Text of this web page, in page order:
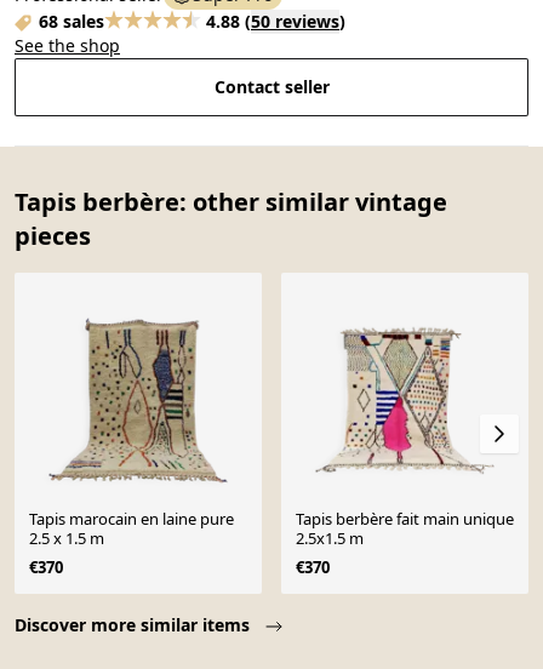
68 sales
4.88 (50 reviews)
See the shop
Contact seller
Tapis berbère: other similar vintage
pieces
Discover more similar items
Tapis marocain en laine pure
2.5 x 1.5 m
€370
Tapis berbère fait main unique
2.5x1.5 m
€370